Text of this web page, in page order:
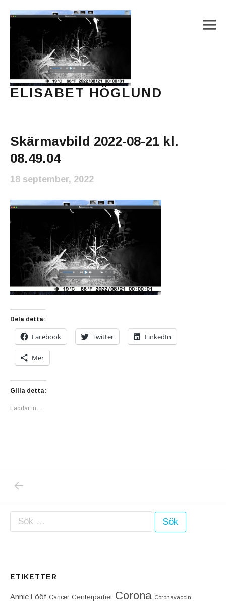
ELISABET HÖGLUND
Skärmavbild 2022-08-21 kl.
08.49.04
18 september, 2022
Dela detta:
Facebook Twitter LinkedIn
Mer
Gilla detta:
Laddar in …
Inläggsnavigering
Sök efter:
ETIKETTER
Annie Lööf Cancer Centerpartiet‎ Corona Coronavaccin